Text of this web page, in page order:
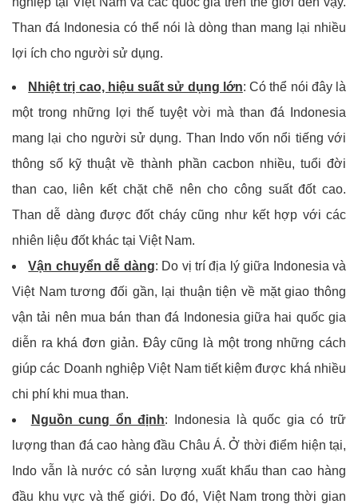
Than đá Indonesia có thể nói là dòng than mang lại nhiều
lợi ích cho người sử dụng.
Nhiệt trị cao, hiệu suất sử dụng lớn: Có thể nói đây là
một trong những lợi thế tuyệt vời mà than đá Indonesia
mang lại cho người sử dụng. Than Indo vốn nổi tiếng với
thông số kỹ thuật về thành phần cacbon nhiều, tuổi đời
than cao, liên kết chặt chẽ nên cho công suất đốt cao.
Than dễ dàng được đốt cháy cũng như kết hợp với các
nhiên liệu đốt khác tại Việt Nam.
Vận chuyển dễ dàng: Do vị trí địa lý giữa Indonesia và
Việt Nam tương đối gần, lại thuận tiện về mặt giao thông
vận tải nên mua bán than đá Indonesia giữa hai quốc gia
diễn ra khá đơn giản. Đây cũng là một trong những cách
giúp các Doanh nghiệp Việt Nam tiết kiệm được khá nhiều
chi phí khi mua than.
Nguồn cung ổn định: Indonesia là quốc gia có trữ
lượng than đá cao hàng đầu Châu Á. Ở thời điểm hiện tại,
Indo vẫn là nước có sản lượng xuất khẩu than cao hàng
đầu khu vực và thế giới. Do đó, Việt Nam trong thời gian